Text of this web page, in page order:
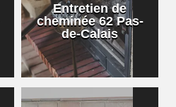
Entretien de
cheminée 62 Pas-
de-Calais